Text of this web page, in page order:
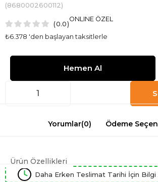
(8680002600112)
0.0
₺6.378 'den başlayan taksitlerle
ONLINE ÖZEL
Yorumlar(0) Ödeme
Ürün Özellikleri
Daha Erken Teslimat Tarihi İçin Bilgi